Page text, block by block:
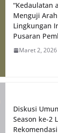
“Kedaulatan
Menguji
Lingkungan
Pusaran
Maret 2, 2026
Diskusi
Season ke-2